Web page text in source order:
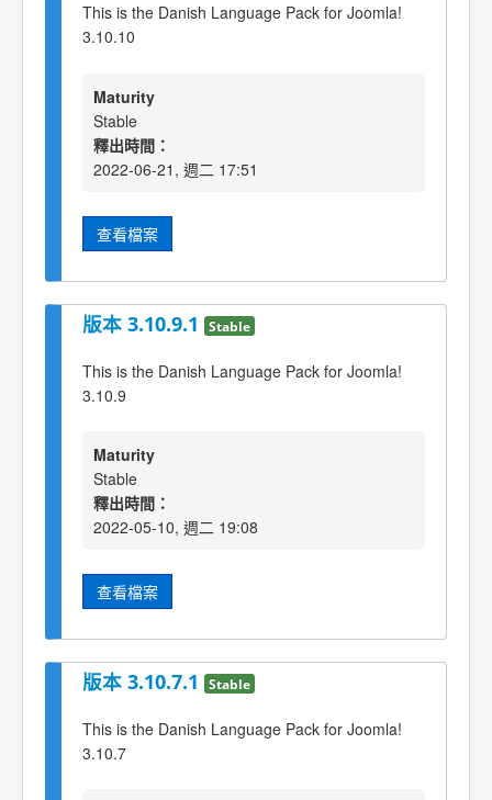
This is the Danish Language Pack for Joomla!
3.10.10
Maturity
Stable
釋出時間：
2022-06-21, 週二 17:51
查看檔案
版本 3.10.9.1 Stable
This is the Danish Language Pack for Joomla!
3.10.9
Maturity
Stable
釋出時間：
2022-05-10, 週二 19:08
查看檔案
版本 3.10.7.1 Stable
This is the Danish Language Pack for Joomla!
3.10.7